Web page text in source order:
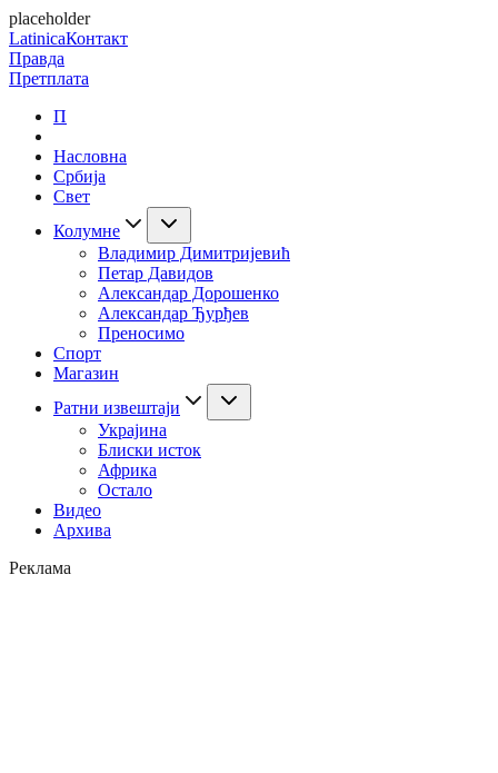
placeholder
LatinicaКонтакт
Правда
Претплата
П
Насловна
Србија
Свет
Колумне
Владимир Димитријевић
Петар Давидов
Александар Дорошенко
Александар Ђурђев
Преносимо
Спорт
Магазин
Ратни извештаји
Украјина
Блиски исток
Африка
Остало
Видео
Архива
Реклама